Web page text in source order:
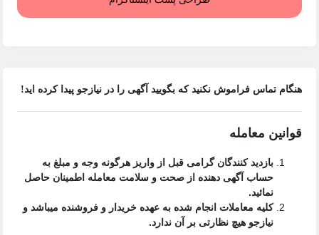
هنگام تماس فراموش نکنید که بگویید آگهی را درنیازجوپیدا کرده اید!
قوانین معامله
بازدید کنندگان گرامی قبل از واریز هرگونه وجه و مبلغ به
حساب آگهی دهنده از صحت و سلامت معامله اطمینان حاصل
نمائید.
کلیه معاملات انجام شده به عهده خریدار و فروشنده میباشد و
نیازجو هیچ نظارتی بر آن ندارد.